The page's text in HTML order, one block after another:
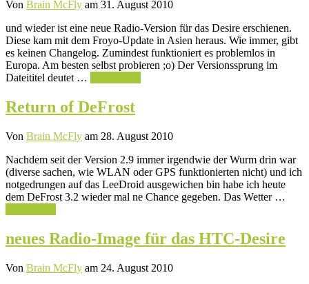
Von Brain McFly am 31. August 2010
und wieder ist eine neue Radio-Version für das Desire erschienen.
Diese kam mit dem Froyo-Update in Asien heraus. Wie immer, gibt
es keinen Changelog. Zumindest funktioniert es problemlos in
Europa. Am besten selbst probieren ;o) Der Versionssprung im
Dateititel deutet …
Return of DeFrost
Von Brain McFly am 28. August 2010
Nachdem seit der Version 2.9 immer irgendwie der Wurm drin war
(diverse sachen, wie WLAN oder GPS funktionierten nicht) und ich
notgedrungen auf das LeeDroid ausgewichen bin habe ich heute
dem DeFrost 3.2 wieder mal ne Chance gegeben. Das Wetter …
neues Radio-Image für das HTC-Desire
Von Brain McFly am 24. August 2010